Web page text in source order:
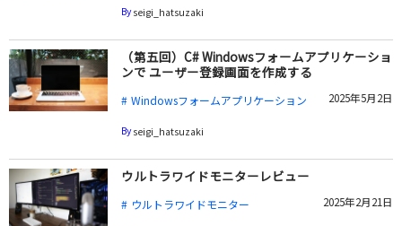
Byseigi_hatsuzaki
（第五回）C# Windowsフォームアプリケーショ
ンで ユーザー登録画面を作成する
Windowsフォームアプリケーション 2025年5月2日
Byseigi_hatsuzaki
ウルトラワイドモニターレビュー
ウルトラワイドモニター 2025年2月21日